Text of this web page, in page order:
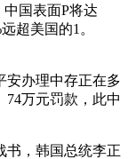
国表面P将达
超美国的1。
办理中存正在多
74万元罚款，此中
，韩国总统李正